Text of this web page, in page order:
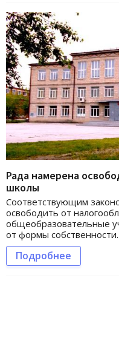
Рада намерена
школы
Соответствующим
освободить от
общеобразовательные
от формы собственности.
Подробнее